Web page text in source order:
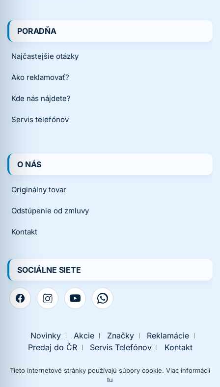
PORADŇA
Najčastejšie otázky
Ako reklamovať?
Kde nás nájdete?
Servis telefónov
O NÁS
Originálny tovar
Odstúpenie od zmluvy
Kontakt
SOCIÁLNE SIETE
Novinky Akcie Značky
Reklamácie
Predaj do ČR
Servis Telefónov Kontakt
Tieto internetové stránky používajú súbory cookie. Viac informácií
tu